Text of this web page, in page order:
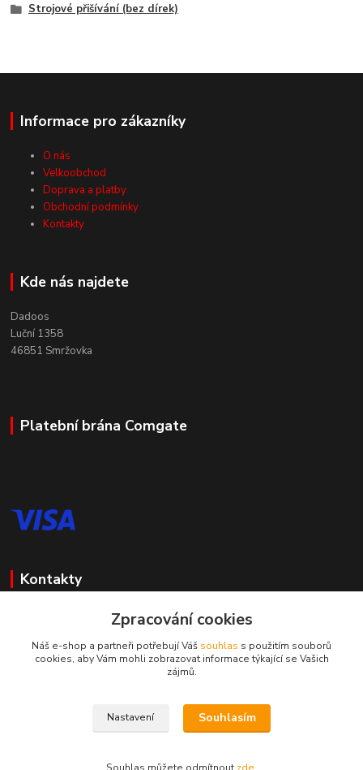
Strojové přišívání (bez dírek)
Informace pro zákazníky
O nás
Velkoobchod
Doprava a platby
Obchodní podmínky
Kontakty
Kde nás najdete
Dadoos
Luční 1358
46851 Smržovka
Platební brána Comgate
Kontakty
Mgr. Darina Janoušková
Dadoos 2025
Zpracování cookies
Náš e-shop a partneři potřebují Váš souhlas s použitím souborů
cookies, aby Vám mohli zobrazovat informace týkající se Vašich
zájmů.
Nastavení Souhlasím